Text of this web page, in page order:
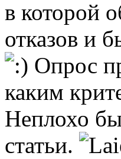
в которой
отказов и
Опрос
каким
Неплохо бы
статьи.